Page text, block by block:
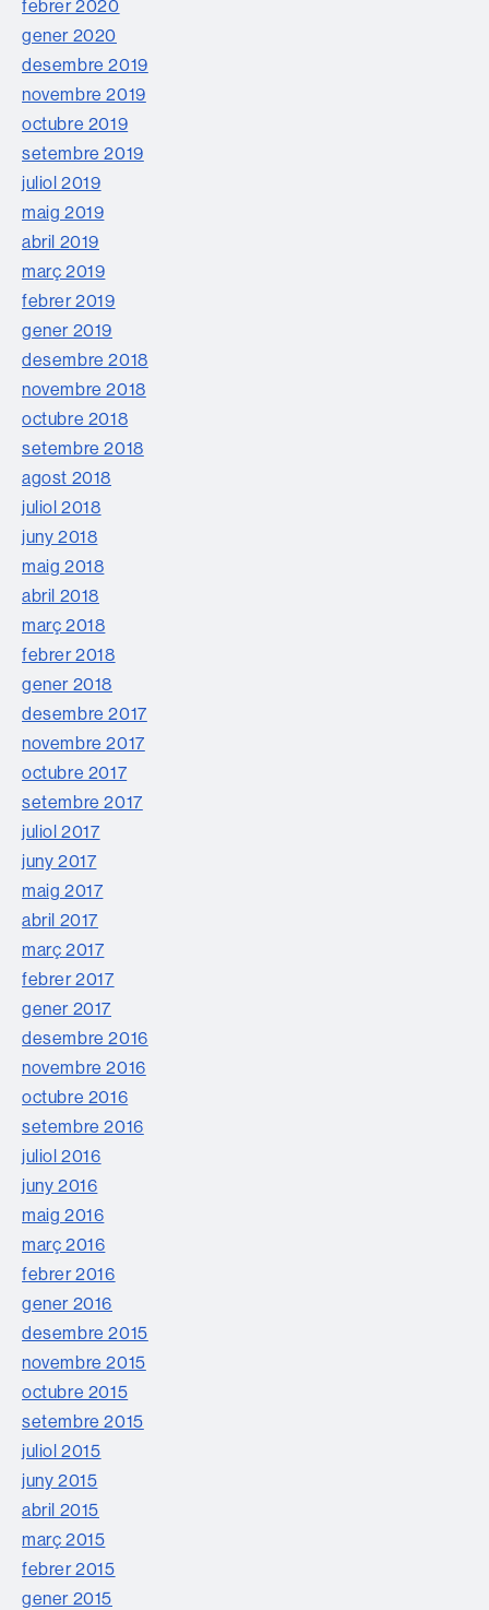
febrer 2020
gener 2020
desembre 2019
novembre 2019
octubre 2019
setembre 2019
juliol 2019
maig 2019
abril 2019
març 2019
febrer 2019
gener 2019
desembre 2018
novembre 2018
octubre 2018
setembre 2018
agost 2018
juliol 2018
juny 2018
maig 2018
abril 2018
març 2018
febrer 2018
gener 2018
desembre 2017
novembre 2017
octubre 2017
setembre 2017
juliol 2017
juny 2017
maig 2017
abril 2017
març 2017
febrer 2017
gener 2017
desembre 2016
novembre 2016
octubre 2016
setembre 2016
juliol 2016
juny 2016
maig 2016
març 2016
febrer 2016
gener 2016
desembre 2015
novembre 2015
octubre 2015
setembre 2015
juliol 2015
juny 2015
abril 2015
març 2015
febrer 2015
gener 2015